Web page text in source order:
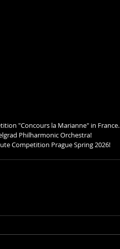
"Concours la Marianne" in France.
Philharmonic Orchestra!
Competition Prague Spring 2026!